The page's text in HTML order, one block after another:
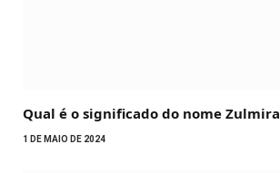
Qual é o significado do nome Zulmira
1 DE MAIO DE 2024